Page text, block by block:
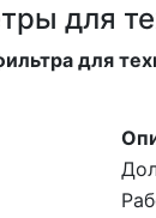
для
для